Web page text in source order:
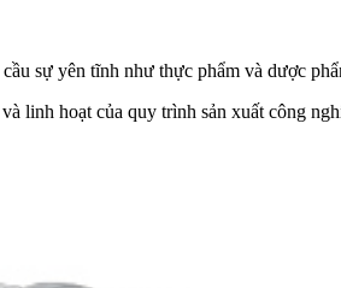
sự yên tĩnh như thực phẩm và dược
linh hoạt của quy trình sản xuất công